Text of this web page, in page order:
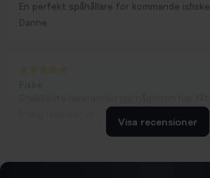
En perfekt spåhållare för kommande isfiske.
Danne
Visa recensioner